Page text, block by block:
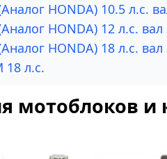
HONDA) 10.5 л.с.
HONDA) 12 л.с.
HONDA) 18 л.с.
18 л.с.
мотоблоков и